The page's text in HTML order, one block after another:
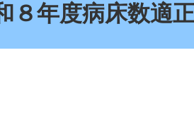
８年度病床数適